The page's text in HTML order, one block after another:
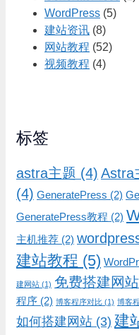
WordPress (5)
建站资讯 (8)
网站教程 (52)
视频教程 (4)
标签
astra主题 (4) Astra
(4) GeneratePress (2)
GeneratePress教程 (2)
主机推荐 (2)
建站教程 (5)
建网站 (1) 免费搭建网站
程序 (2) 博客程序对比 (1) 博客
如何搭建网站 (3) 建